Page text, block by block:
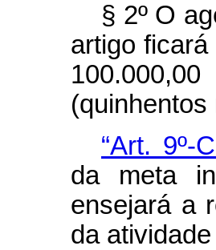
§ 2º O
artigo
(quinhentos
“Art. 9º-
da meta
ensejará a
da